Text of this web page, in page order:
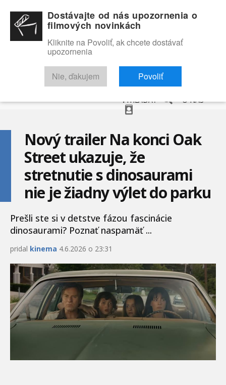
RECENZIE TRAILERY FILMOVÁ DATABÁZA
VYHĽADAŤ O NÁS
Nový trailer Na konci Oak
Street ukazuje, že
stretnutie s dinosaurami
nie je žiadny výlet do parku
Prešli ste si v detstve fázou fascinácie
dinosaurami? Poznať naspamäť ...
pridal kinema 4.6.2026 o 23:31
Dostávajte od nás upozornenia o
filmových novinkách
Kliknite na Povoliť, ak chcete dostávať
upozornenia
Nie, ďakujem Povoliť